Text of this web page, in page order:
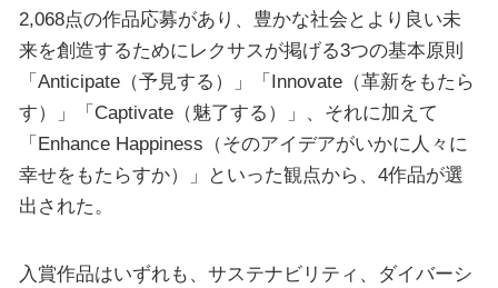
2,068点の作品応募があり、豊かな社会とより良い未
来を創造するためにレクサスが掲げる3つの基本原則
「Anticipate（予見する）」「Innovate（革新をもたら
す）」「Captivate（魅了する）」、それに加えて
「Enhance Happiness（そのアイデアがいかに人々に
幸せをもたらすか）」といった観点から、4作品が選
出された。
入賞作品はいずれも、サステナビリティ、ダイバーシ